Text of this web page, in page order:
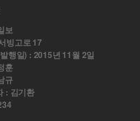
보
빙고로 17
행일) : 2015년 11월 2일
훈
규
: 김기환